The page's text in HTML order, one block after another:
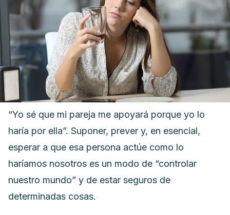
“Yo sé que mi pareja me apoyará porque yo lo
haría por ella”. Suponer, prever y, en esencial,
esperar a que esa persona actúe como lo
haríamos nosotros es un modo de “controlar
nuestro mundo” y de estar seguros de
determinadas cosas.